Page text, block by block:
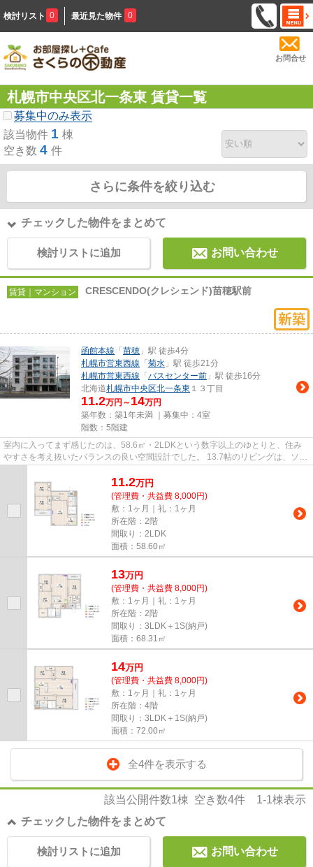
検討リスト 0 最近見た物件 0
お問合せ
札幌市中央区北一条東 賃貸一覧
募集中のみ表示
該当物件 1 棟
空き数 4 件
さらに条件を絞り込む
チェックした物件をまとめて
検討リストに追加 お問い合わせ
賃貸｜マンション CRESCENDO(クレシェンド)苗穂駅前
函館本線 「 苗穂 」駅 徒歩4分
札幌市営東西線 「 菊水 」駅 徒歩21分
札幌市営東西線 「 バスセンター前 」駅 徒歩16分
北海道札幌市中央区北一条東 １３丁目
11.2万円～ 14万円
築年数：築1年未満 ｜募集中： 4室
階数：5階建
室内に入ってまず感じたのは、58.6㎡・2LDKという数字以上のゆとりと、住み
やすさを考え抜いたバランスの良い空間設計でした。 13.7帖のリビングは、ソフ
11.2万円
(管理費・共益費 8,000円)
敷：1ヶ月｜礼：1ヶ月
所在階：2階
間取り：2LDK
面積：58.60㎡
13万円
(管理費・共益費 8,000円)
敷：1ヶ月｜礼：1ヶ月
所在階：2階
間取り：3LDK＋1S(納戸)
面積：68.31㎡
14万円
(管理費・共益費 8,000円)
敷：1ヶ月｜礼：1ヶ月
所在階：4階
間取り：3LDK＋1S(納戸)
面積：72.00㎡
全4件を表示する
該当公開件数1棟 空き数4件 1-1棟表示
チェックした物件をまとめて
お問い合わせ
検討リストに追加